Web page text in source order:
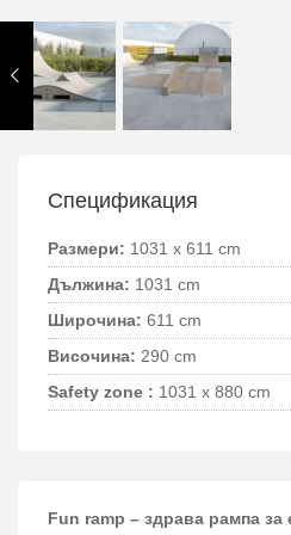
Спецификация
Размери: 1031 x 611 cm
Дължина: 1031 cm
Широчина: 611 cm
Височина: 290 cm
Safety zone : 1031 x 880 cm
Fun ramp – здрава рампа за